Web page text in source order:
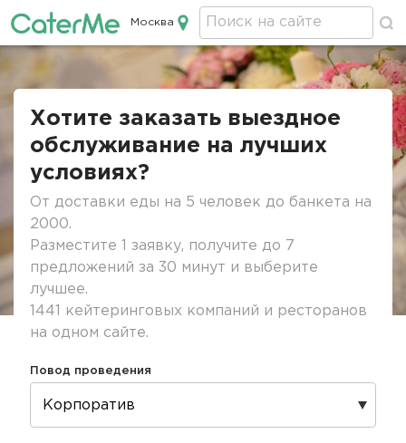
Кейтеринг в Москве
Москва
Строка
Хотите заказать выездное
обслуживание на лучших
условиях?
От доставки еды на 5 человек до банкета на
2000.
Разместите 1 заявку, получите до 7
предложений за 30 минут и выберите
лучшее.
1441 кейтеринговых компаний и ресторанов
на одном сайте.
Повод проведения